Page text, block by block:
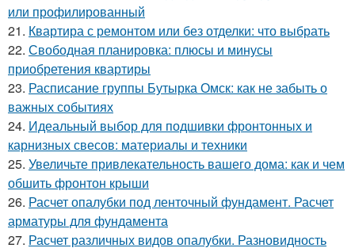
или профилированный
21. Квартира с ремонтом или без отделки: что выбрать
22. Свободная планировка: плюсы и минусы
приобретения квартиры
23. Расписание группы Бутырка Омск: как не забыть о
важных событиях
24. Идеальный выбор для подшивки фронтонных и
карнизных свесов: материалы и техники
25. Увеличьте привлекательность вашего дома: как и чем
обшить фронтон крыши
26. Расчет опалубки под ленточный фундамент. Расчет
арматуры для фундамента
27. Расчет различных видов опалубки. Разновидность